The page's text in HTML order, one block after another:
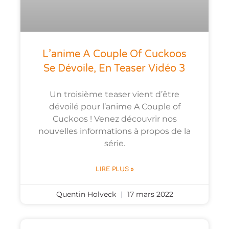
L’anime A Couple Of Cuckoos
Se Dévoile, En Teaser Vidéo 3
Un troisième teaser vient d’être
dévoilé pour l’anime A Couple of
Cuckoos ! Venez découvrir nos
nouvelles informations à propos de la
série.
LIRE PLUS »
Quentin Holveck 17 mars 2022